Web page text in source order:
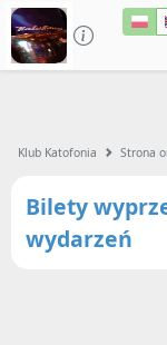
Klub Katofonia Strona
Bilety
wydarzeń